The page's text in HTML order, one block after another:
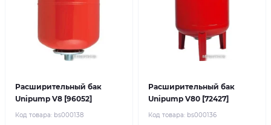
Расширительный бак
Unipump V8 [96052]
Код товара: bs000138
Расширительный бак
Unipump V80 [72427]
Код товара: bs000136